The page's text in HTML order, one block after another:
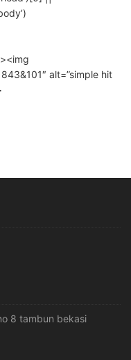
alt=”simple hit
8 tambun bekasi